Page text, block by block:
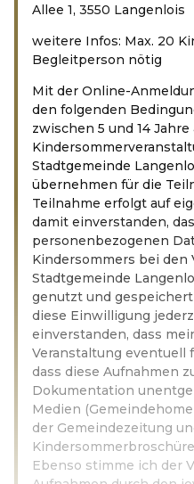
Allee 1, 3550 Langenlois
weitere Infos: Max. 20
Begleitperson nötig
Mit der Online-
den folgenden
zwischen 5 und 14
Stadtgemeinde
übernehmen für die
Teilnahme erfolgt auf
damit einverstanden,
personenbezogenen
Kindersommers bei den
Stadtgemeinde
genutzt und
diese Einwilligung
einverstanden, dass
Veranstaltung eventuell
dass diese Aufnahmen
Dokumentation
Medien
der Gemeindezeitung
Ebenso stimme ich der